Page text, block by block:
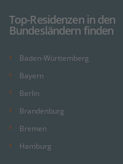
Top-Residenzen in den
Bundesländern finden
Baden-Württemberg
Bayern
Berlin
Brandenburg
Bremen
Hamburg